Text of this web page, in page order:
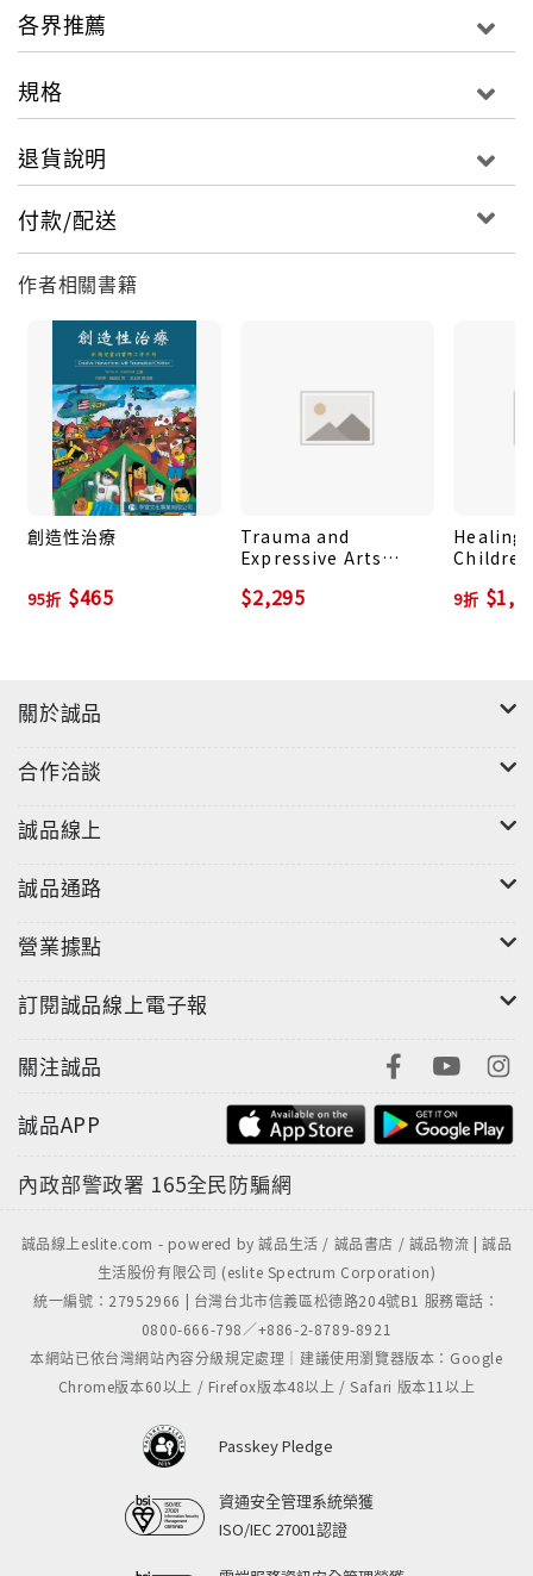
各界推薦
規格
退貨說明
付款/配送
作者相關書籍
創造性治療
95折 $465
Trauma and
Expressive Arts
Body, and
$2,295
Healing
9折
關於誠品
合作洽談
誠品線上
誠品通路
營業據點
訂閱誠品線上電子報
關注誠品
誠品APP
內政部警政署 165全民防騙網
誠品線上eslite.com - powered by 誠品生活 / 誠品書店 / 誠品物流 | 誠品
生活股份有限公司 (eslite Spectrum Corporation)
統一編號：27952966 | 台灣台北市信義區松德路204號B1 服務電話：
0800-666-798／+886-2-8789-8921
本網站已依台灣網站內容分級規定處理｜建議使用瀏覽器版本：Google
Chrome版本60以上 / Firefox版本48以上 / Safari 版本11以上
Passkey Pledge
資通安全管理系統榮獲
ISO/IEC 27001認證